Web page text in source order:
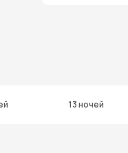
13 ночей